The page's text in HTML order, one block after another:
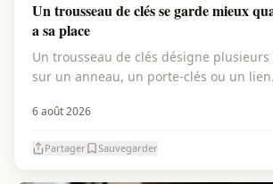
Un trousseau de clés se garde mieux
a sa place
Un trousseau de clés désigne plusieurs
sur un anneau, un porte-clés ou un
6 août 2026
Partager Sauvegarder